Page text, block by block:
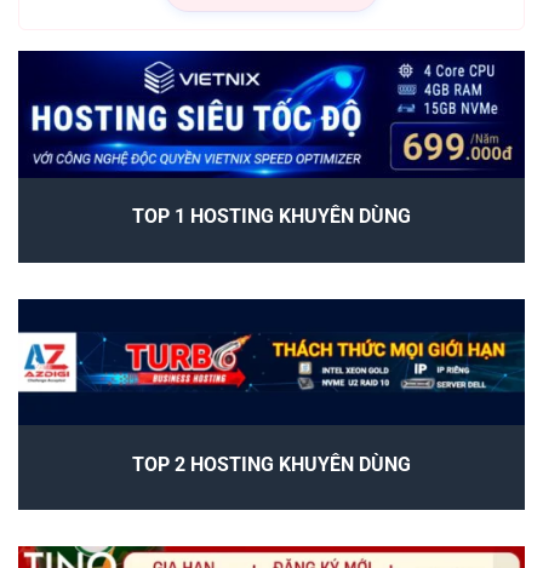
TOP 1 HOSTING KHUYÊN DÙNG
TOP 2 HOSTING KHUYÊN DÙNG